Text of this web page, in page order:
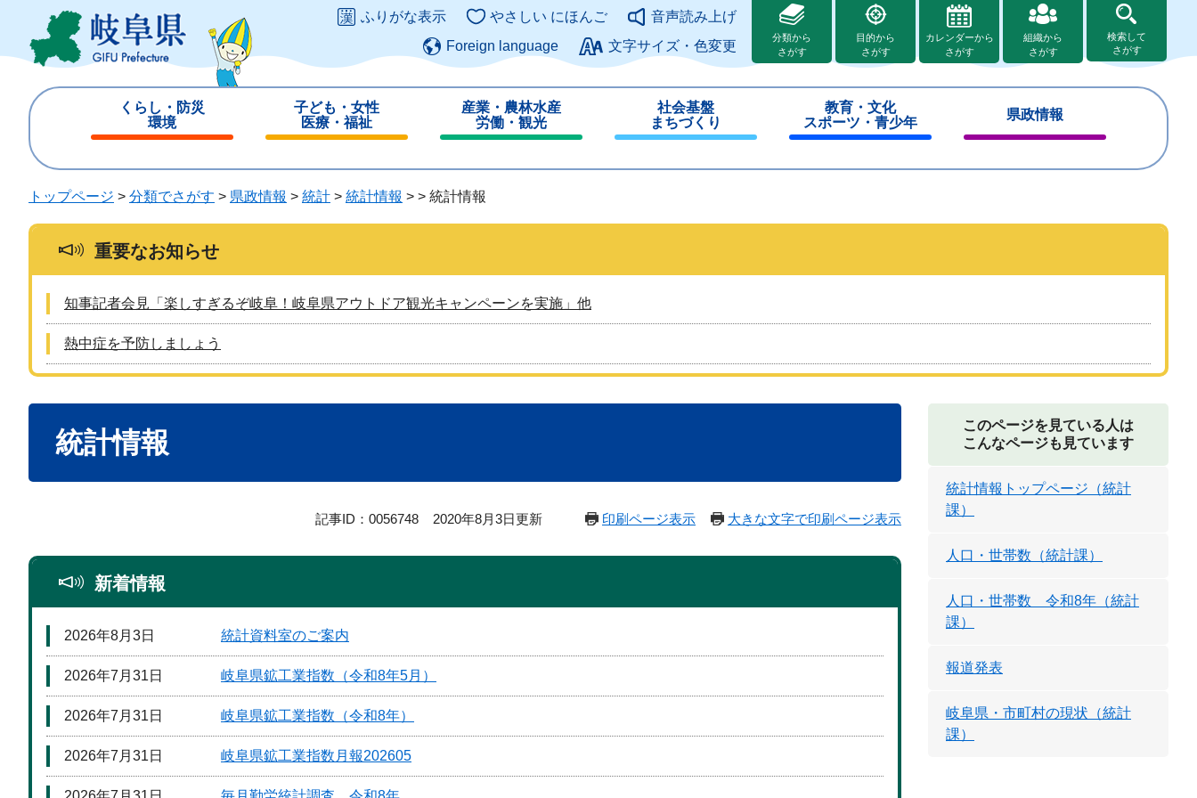
ジ
ュ
このページの本文へ
ふりがな表示 やさしい にほんご
音声読み上げ
Foreign language
文字サイズ・色変更
分類から
さがす
目的から
さがす
カレンダーから
さがす
組織から
さがす
検索して
さがす
くらし・防災
環境
じ
子ども・女性
医療・福祉
じ
る
産業・農林水産
労働・観光
じ
る
社会基盤
まちづくり
じ
教育・文化
スポーツ・青少年
じ
県政情報
じ
トップページ > 分類でさがす > 県政情報 > 統計 > 統計情報 > > 統計情報
重要なお知らせ
知事記者会見「楽しすぎるぞ岐阜！岐阜県アウトドア観光キャンペーンを実施」他
熱中症を予防しましょう
統計情報
記事ID：0056748 2020年8月3日更新 印刷ページ表示 大きな文字で印刷ページ表示
新着情報
2026年8月3日 統計資料室のご案内
2026年7月31日 岐阜県鉱工業指数（令和8年5月）
2026年7月31日 岐阜県鉱工業指数（令和8年）
2026年7月31日 岐阜県鉱工業指数月報202605
このページを見ている人は
こんなページも見ています
統計情報トップページ（統計
課）
人口・世帯数（統計課）
人口・世帯数 令和8年（統計
課）
報道発表
岐阜県・市町村の現状（統計
課）